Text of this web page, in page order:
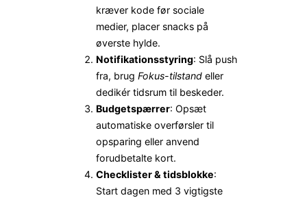
kræver kode før sociale
medier, placer snacks på
øverste hylde.
Notifikationsstyring: Slå push
fra, brug Fokus-tilstand eller
dedikér tidsrum til beskeder.
Budgetspærrer: Opsæt
automatiske overførsler til
opsparing eller anvend
forudbetalte kort.
Checklister & tidsblokke:
Start dagen med 3 vigtigste